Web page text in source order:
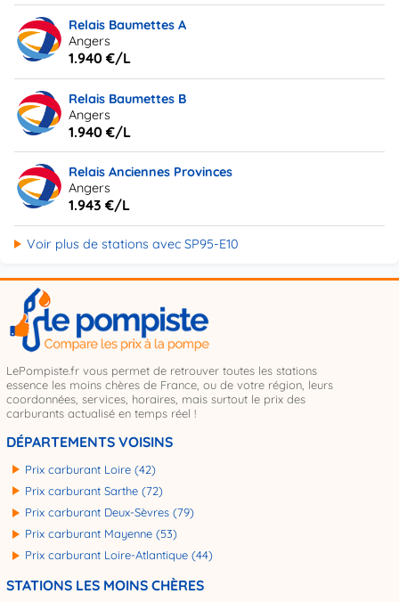
Relais Baumettes A
Angers
1.940 €/L
Relais Baumettes B
Angers
1.940 €/L
Relais Anciennes Provinces
Angers
1.943 €/L
Voir plus de stations avec SP95-E10
LePompiste.fr vous permet de retrouver toutes les stations
essence les moins chères de France, ou de votre région, leurs
coordonnées, services, horaires, mais surtout le prix des
carburants actualisé en temps réel !
DÉPARTEMENTS VOISINS
Prix carburant Loire (42)
Prix carburant Sarthe (72)
Prix carburant Deux-Sèvres (79)
Prix carburant Mayenne (53)
Prix carburant Loire-Atlantique (44)
STATIONS LES MOINS CHÈRES